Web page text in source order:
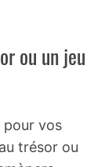
ou un jeu
vos
trésor ou